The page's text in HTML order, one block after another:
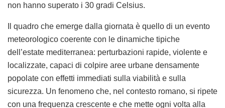
non hanno superato i 30 gradi Celsius.
Il quadro che emerge dalla giornata è quello di un evento
meteorologico coerente con le dinamiche tipiche
dell’estate mediterranea: perturbazioni rapide, violente e
localizzate, capaci di colpire aree urbane densamente
popolate con effetti immediati sulla viabilità e sulla
sicurezza. Un fenomeno che, nel contesto romano, si ripete
con una frequenza crescente e che mette ogni volta alla